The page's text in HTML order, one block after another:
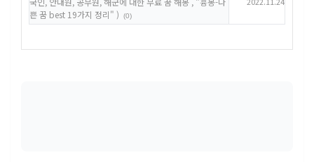
쁜 꿈 best 19가지 정리" )
(0)